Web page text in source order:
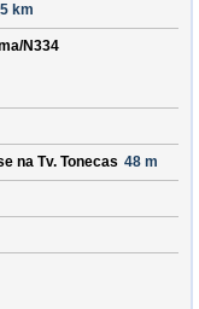
km
N334
na Tv. Tonecas 48 m